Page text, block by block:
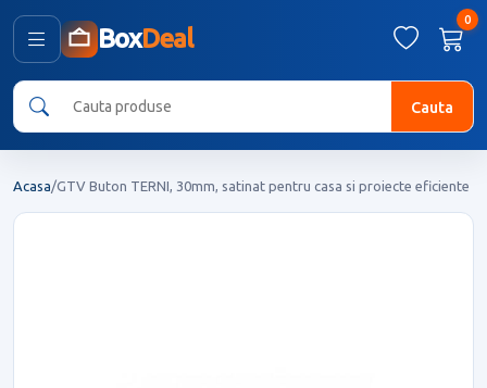
BoxDeal
0
Cauta
Acasa/GTV Buton TERNI, 30mm, satinat pentru casa si proiecte eficiente